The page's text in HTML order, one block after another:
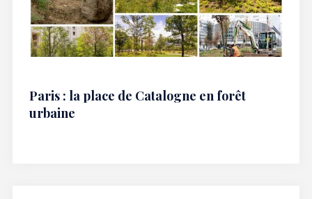
Paris : la place de Catalogne en forêt
urbaine